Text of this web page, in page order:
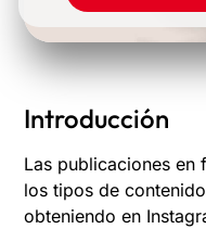
Introducción
Las publicaciones en
los tipos de
obteniendo en